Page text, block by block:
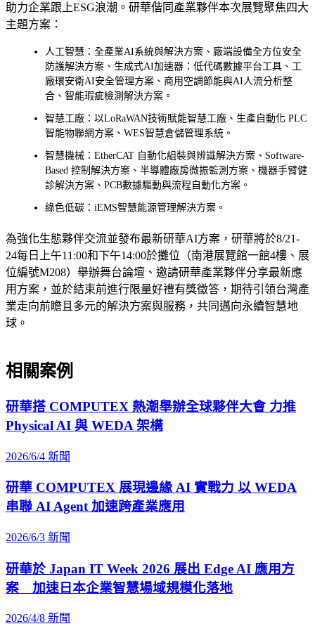
助力企業跟上ESG浪潮。研華偕同產業夥伴本次展覽聚焦四大
主題方案：
人工智慧：全產業AI系統與解決方案、廠端設備全方位安全
防護解決方案、生成式AI加速器：低代碼數據平台工具、工
廠環安衛AI安全管理方案、商用空調節能與AI人流分析整
合、智能瑕疵檢測解決方案。
智慧工廠：以LoRaWAN技術賦能智慧工廠、生產自動化 PLC
智能物聯網方案、WES智慧倉儲管理系統。
智慧機械：EtherCAT 自動化組裝與辨識解決方案、Software-
Based 控制解決方案、半導體廠房微振監測方案、機器手臂健
診解決方案、PCB數據驅動與流程自動化方案。
綠色低碳：iEMS智慧能源管理解決方案。
為強化生態夥伴交流並發布最新研華AI方案，研華將於8/21-
24每日上午11:00和下午14:00於攤位（南港展覽館一館4樓、展
位編號M208）舉辦舞台論壇、邀請研華產業夥伴分享最新應
用方案，並於結束前進行限量好禮有獎徵答，期待引領台灣產
業走向前瞻且多元的解決方案與服務，共同邁向永續智慧地
球。
相關案例
研華搭 COMPUTEX 熱潮舉辦全球夥伴大會 力推
Physical AI 與 WEDA 架構
2026/6/4 新聞
研華 COMPUTEX 展現邊緣 AI 實戰力 以 WEDA
串聯 AI Agent 加速跨產業應用
2026/6/3 新聞
研華於 Japan IT Week 2026 展出 Edge AI 應用方
案 加速日本企業智慧場域規模化落地
2026/4/8 新聞